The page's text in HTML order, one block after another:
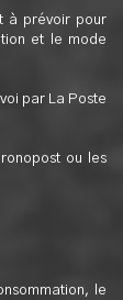
à prévoir pour
et le mode
par La Poste
ou les
le